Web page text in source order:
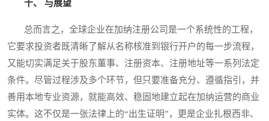
十、 与展望
总而言之，全球企业在加纳注册公司是一个系统性的工程，
它要求投资者既清晰了解从名称核准到银行开户的每一步流程，
又能切实满足关于股东董事、注册资本、注册地址等一系列法定
条件。尽管过程涉及多个环节，但只要准备充分、遵循指引，并
善用本地专业资源，就能高效、稳固地建立起在加纳运营的商业
实体。这不仅是一张法律上的“出生证明”，更是企业扎根西非、